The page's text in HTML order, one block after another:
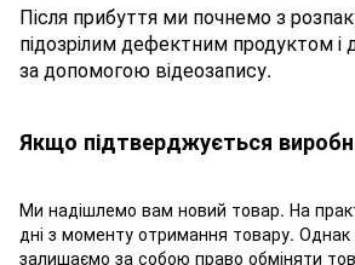
Після прибуття ми почнемо з
підозрілим дефектним продуктом і
за допомогою відеозапису.
Якщо підтверджується
Ми надішлемо вам новий товар. На
дні з моменту отримання товару. Однак
залишаємо за собою право обміняти